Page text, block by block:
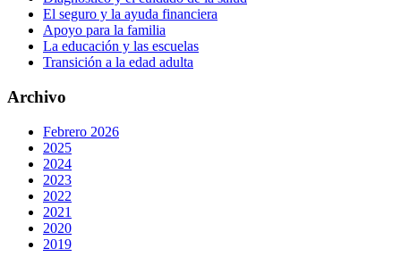
El seguro y la ayuda financiera
Apoyo para la familia
La educación y las escuelas
Transición a la edad adulta
Archivo
Febrero 2026
2025
2024
2023
2022
2021
2020
2019